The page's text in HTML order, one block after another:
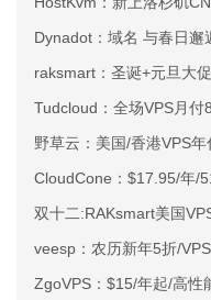
Dynadot：域名 与春日邂
raksmart：圣诞+元旦大
Tudcloud：全场VPS月付
野草云：美国/香港VPS
CloudCone：$17.95/年/
双十二:RAKsmart美国
veesp：农历新年5折/
ZgoVPS：$15/年起/高性